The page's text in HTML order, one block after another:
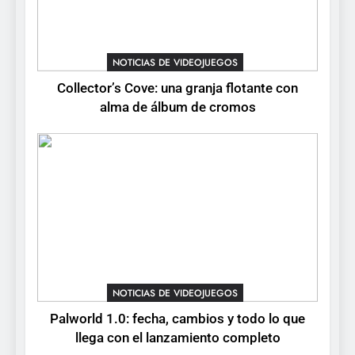
NOTICIAS DE VIDEOJUEGOS
Collector’s Cove: una granja flotante con
alma de álbum de cromos
NOTICIAS DE VIDEOJUEGOS
Palworld 1.0: fecha, cambios y todo lo que
llega con el lanzamiento completo